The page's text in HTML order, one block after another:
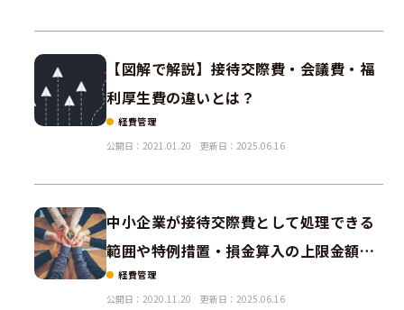
【図解で解説】接待交際費・会議費・福
利厚生費の違いとは？
経費管理
公開日：2021.01.20
更新日：2025.06.16
中小企業が接待交際費として処理できる
範囲や特例措置・損金算入の上限金額を
解説
経費管理
公開日：2020.11.20
更新日：2025.06.16